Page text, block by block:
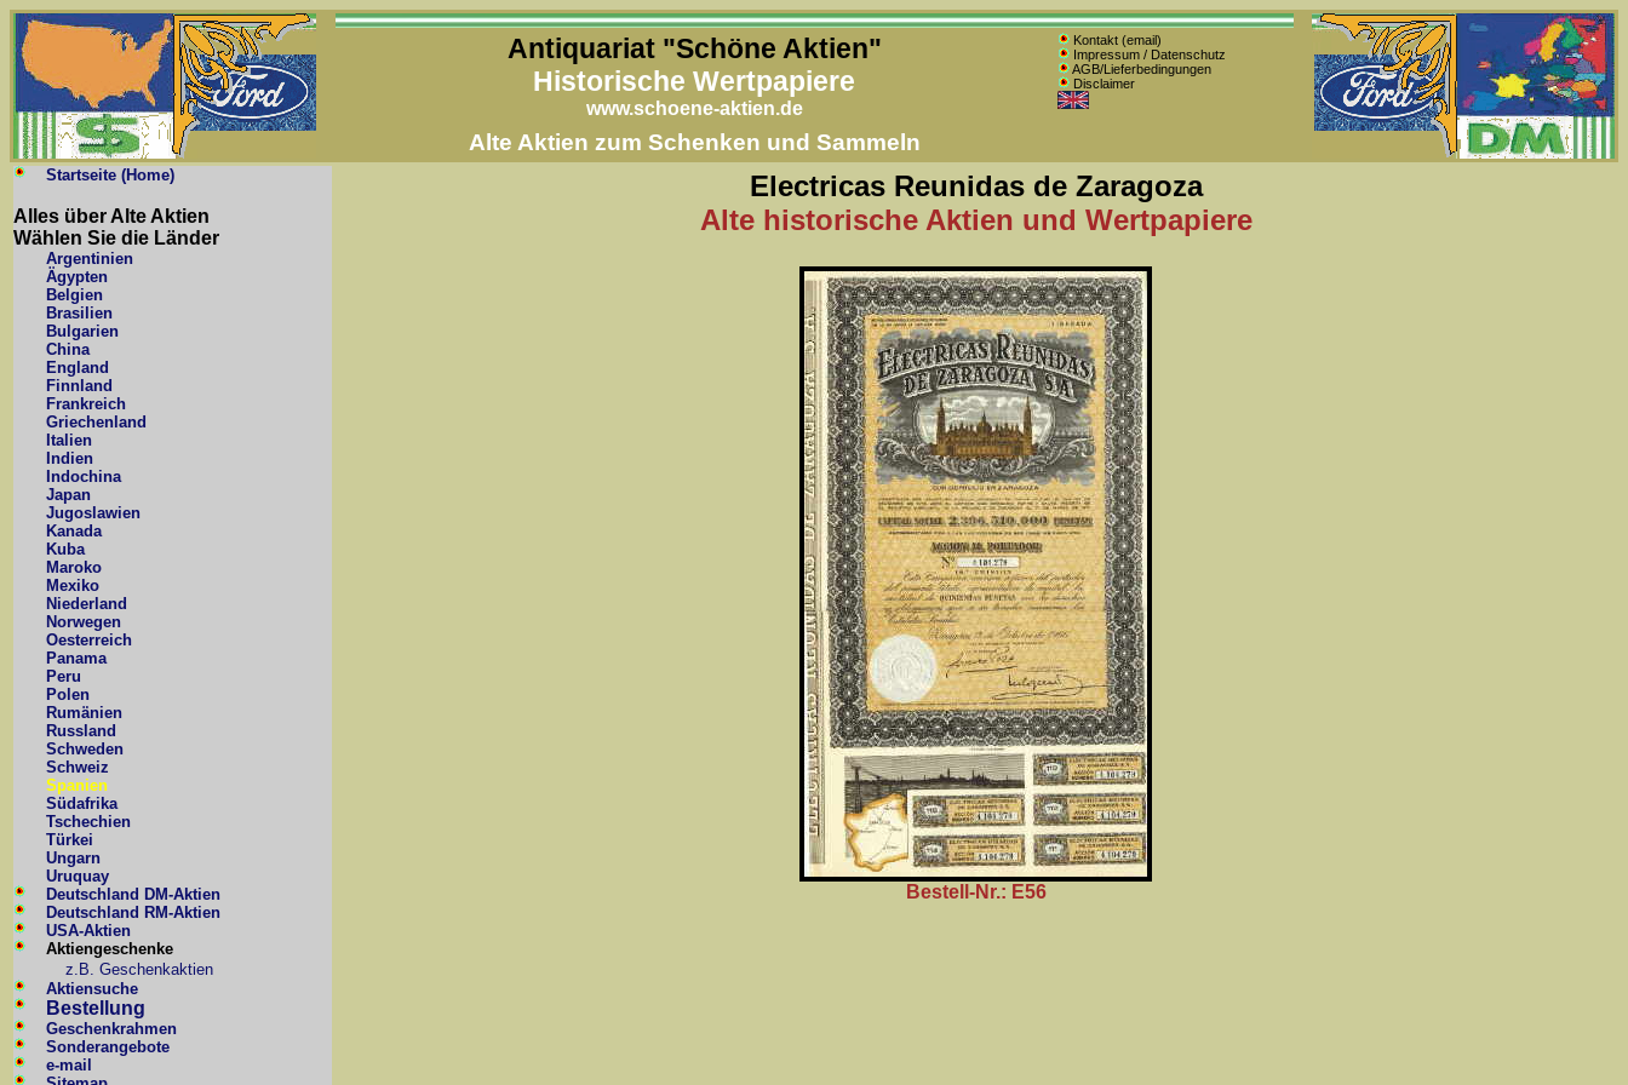
Antiquariat "Schöne Aktien"
Historische Wertpapiere
www.schoene-aktien.de
Kontakt (email)
Impressum / Datenschutz
AGB/Lieferbedingungen
Disclaimer
Alte Aktien zum Schenken und Sammeln
Startseite (Home)
Alles über Alte Aktien
Wählen Sie die Länder
Argentinien
Ägypten
Belgien
Brasilien
Bulgarien
China
England
Finnland
Frankreich
Griechenland
Italien
Indien
Indochina
Japan
Jugoslawien
Kanada
Kuba
Maroko
Mexiko
Niederland
Norwegen
Oesterreich
Panama
Peru
Polen
Rumänien
Russland
Schweden
Schweiz
Spanien
Südafrika
Tschechien
Türkei
Ungarn
Uruquay
Deutschland DM-Aktien
Deutschland RM-Aktien
USA-Aktien
Aktiengeschenke
z.B. Geschenkaktien
Aktiensuche
Bestellung
Geschenkrahmen
Sonderangebote
e-mail
Electricas Reunidas de Zaragoza
Alte historische Aktien und Wertpapiere
Bestell-Nr.: E56